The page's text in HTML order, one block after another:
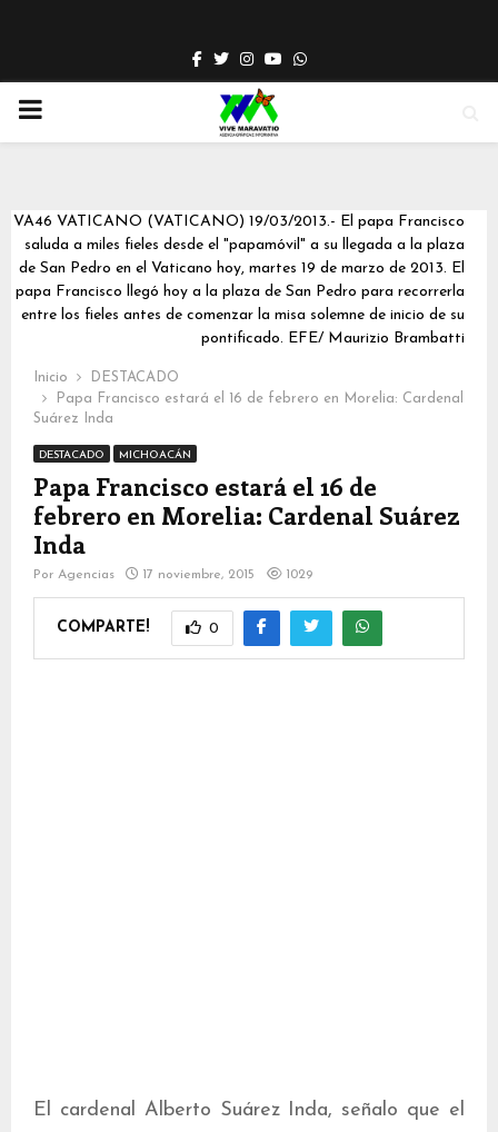
Facebook
TwitterInstagram
YoutubeWhatsapp
PRIMARY
VA46 VATICANO (VATICANO) 19/03/2013.- El papa Francisco
saluda a miles fieles desde el "papamóvil" a su llegada a la plaza
de San Pedro en el Vaticano hoy, martes 19 de marzo de 2013. El
papa Francisco llegó hoy a la plaza de San Pedro para recorrerla
entre los fieles antes de comenzar la misa solemne de inicio de su
pontificado. EFE/ Maurizio Brambatti
Inicio
DESTACADO
Papa Francisco estará el 16 de febrero en Morelia: Cardenal
Suárez Inda
DESTACADO MICHOACÁN
Papa Francisco estará el 16 de
febrero en Morelia: Cardenal Suárez
Inda
Por Agencias 17 noviembre, 2015 1029
COMPARTE! 0
El cardenal Alberto Suárez Inda, señalo que el